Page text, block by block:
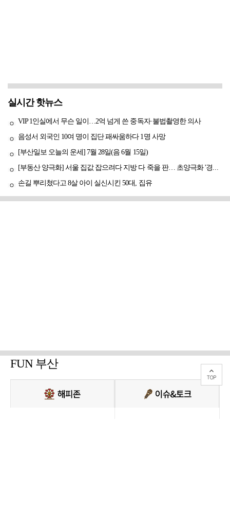
실시간 핫뉴스
VIP 1인실에서 무슨 일이…2억 넘게 쓴 중독자·불법촬영한 의사
음성서 외국인 10여 명이 집단 패싸움하다 1명 사망
[부산일보 오늘의 운세] 7월 28일(음 6월 15일)
[부동산 양극화] 서울 집값 잡으려다 지방 다 죽을 판… 초양극화 '경고등'
손길 뿌리쳤다고 8살 아이 실신시킨 50대, 집유
FUN 부산